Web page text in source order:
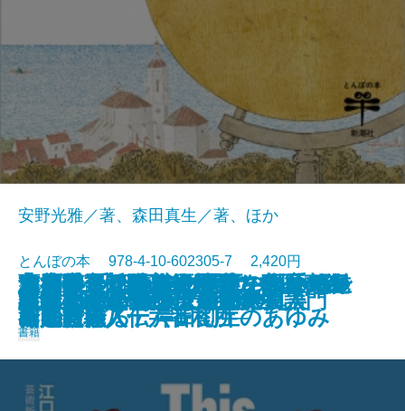
新版 宇野千代 女の一生
志度寺 千四百年の歴史の玉手箱─
四国霊場八十六番札所─
白洲正子が愛した京都
蔦屋重三郎のエロチカ 歌麿の春
画と吉原
「ベルサイユのばら」の真実
原田マハのポスト印象派物語
21世紀のための三島由紀夫入門
青池保子 騒がしき男たちとマン
ガの冒険
国宝クラス仏をさがせ！
はじめてであう安野光雅
安野光雅／著、森田真生／著、ほか
とんぼの本 978-4-10-602305-7 2,420円
2023/11/01
書籍
This is 江口寿史!!
太古の奇想と超絶技巧 中国青銅
器入門
リ・アルティジャーニ―ルネサン
ス画家職人伝―
つげ義春 名作原画とフランス紀
行
京都国立近代美術館のコレクショ
ンでたどる 岸田劉生のあゆみ
谷内六郎 いつか見た夢
謎解き 鳥獣戯画
あの懐かしい味の野菜を自分でつ
くる
またいつか歩きたい町―私の町並
み紀行―
東京のミュージアム100